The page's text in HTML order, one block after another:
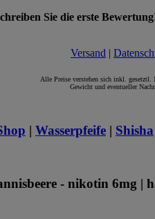
Sie die erste
Versand |
Alle Preise verstehen sich inkl.
Gewicht und eventueller
| Wasserpfeife | Shisha
- nikotin 6mg